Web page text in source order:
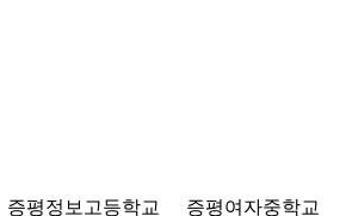
증평정보고등학교 증평여자중학교